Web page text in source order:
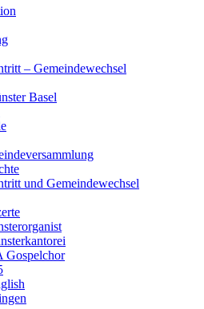
– Gemeindewechsel
Basel
und Gemeindewechsel